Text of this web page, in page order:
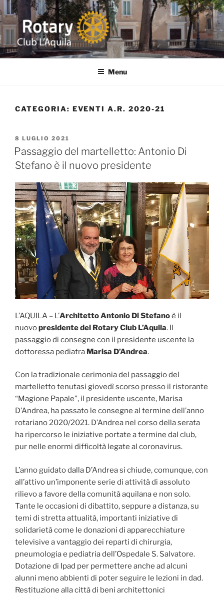
Salta
al
contenuto
ROTARY L'AQUILA
Distretto 2090 ITALIA Abruzzo-Marche-Molise-Umbria
Menu
CATEGORIA: EVENTI A.R. 2020-21
PUBBLICATO
IL
8 LUGLIO 2021
Passaggio del martelletto: Antonio Di
Stefano è il nuovo presidente
L’AQUILA – L’Architetto Antonio Di Stefanoè il
nuovopresidente del Rotary Club L’Aquila. Il
passaggio di consegne con il presidente uscente la
dottoressa pediatra Marisa D’Andrea.
Con la tradizionale cerimonia del passaggio del
martelletto tenutasi giovedì scorso presso il ristorante
“Magione Papale”, il presidente uscente, Marisa
D’Andrea, ha passato le consegne al termine dell’anno
rotariano 2020/2021. D’Andrea nel corso della serata
ha ripercorso le iniziative portate a termine dal club,
pur nelle enormi difficoltà legate al coronavirus.
L’anno guidato dalla D’Andrea si chiude, comunque, con
all’attivo un’imponente serie di attività di assoluto
rilievo a favore della comunità aquilana e non solo.
Tante le occasioni di dibattito, seppure a distanza, su
temi di stretta attualità, importanti iniziative di
solidarietà come le donazioni di apparecchiature
televisive a vantaggio dei reparti di chirurgia,
pneumologia e pediatria dell’Ospedale S. Salvatore.
Dotazione di Ipad per permettere anche ad alcuni
alunni meno abbienti di poter seguire le lezioni in dad.
Restituzione alla città di beni architettonici